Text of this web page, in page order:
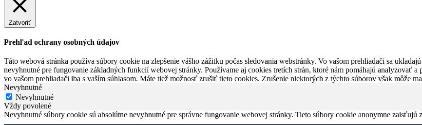
Zatvoriť
Prehľad ochrany osobných údajov
Táto webová stránka používa súbory cookie na zlepšenie vášho zážitku počas sledovania webstránky. Vo vašom prehliadači sa
nevyhnutné pre fungovanie základných funkcií webovej stránky. Používame aj cookies tretích strán, ktoré nám pomáhajú analyzovať
vo vašom prehliadači iba s vaším súhlasom. Máte tiež možnosť zrušiť tieto cookies. Zrušenie niektorých z týchto súborov však môže
Nevyhnutné
Nevyhnutné
Vždy povolené
Nevyhnutné súbory cookie sú absolútne nevyhnutné pre správne fungovanie webovej stránky. Tieto súbory cookie anonymne zaisťujú